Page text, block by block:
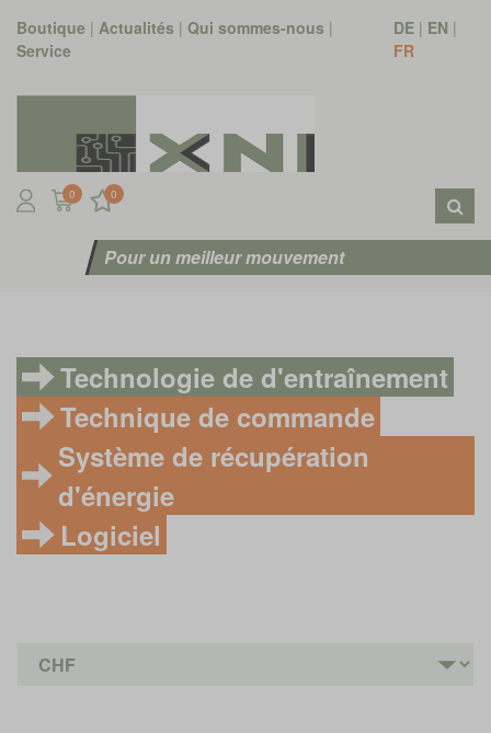
Boutique | Actualités | Qui sommes-nous |
Service
DE| EN |
FR
0 0
Pour un meilleur mouvement
Technologie de d'entraînement
Technique de commande
Système de récupération
d'énergie
Logiciel